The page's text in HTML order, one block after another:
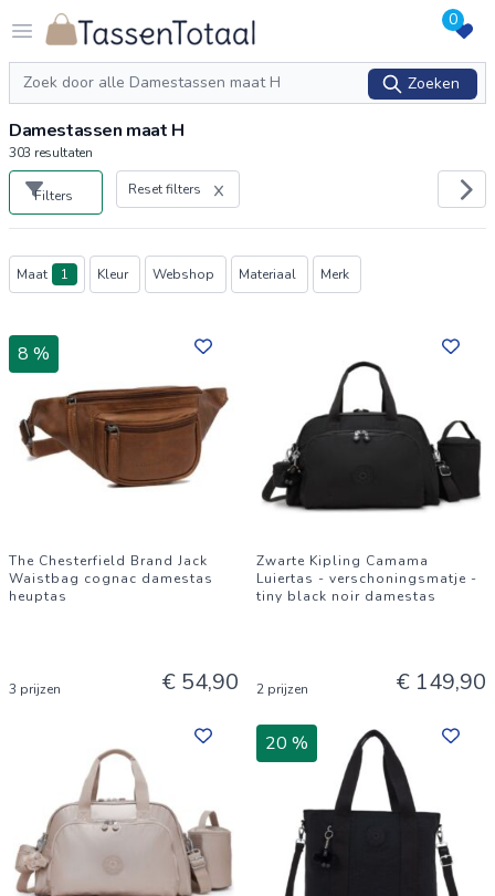
Open menu
Logo Tassentotaal.nl 0
Zoeken
Zoeken
Damestassen maat H
303 resultaten
Filters Reset filters
Producten
Maat 1 Kleur Webshop Materiaal Merk
8 %
The Chesterfield Brand Jack
Waistbag cognac damestas
heuptas
3 prijzen € 54,90
Zwarte Kipling Camama
Luiertas - verschoningsmatje -
tiny black noir damestas
2 prijzen € 149,90
20 %